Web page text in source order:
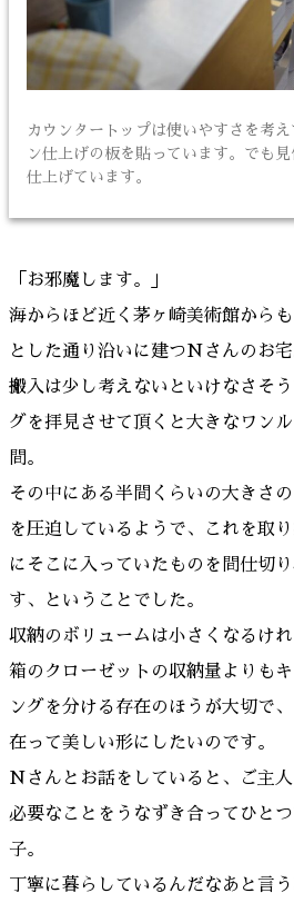
カウンタートップは使いやすさを考
ン仕上げの板を貼っています。でも
仕上げています。
「お邪魔します。」
海からほど近く茅ヶ崎美術館から
とした通り沿いに建つNさんのお宅
搬入は少し考えないといけなさそ
グを拝見させて頂くと大きなワン
間。
その中にある半間くらいの大きさ
を圧迫しているようで、これを取
にそこに入っていたものを間仕切
す、ということでした。
収納のボリュームは小さくなるけ
箱のクローゼットの収納量よりも
ングを分ける存在のほうが大切で
在って美しい形にしたいのです。
Nさんとお話をしていると、ご主
必要なことをうなずき合ってひと
子。
丁寧に暮らしているんだなあと言